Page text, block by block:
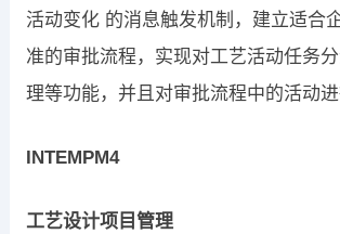
活动变化 的消息触发机制，建立适合
准的审批流程，实现对工艺活动任务
理等功能，并且对审批流程中的活动进
INTEMPM4
工艺设计项目管理